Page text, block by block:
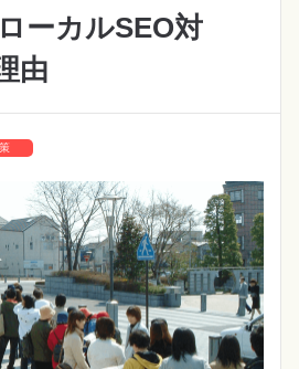
ーカルSEO対
由